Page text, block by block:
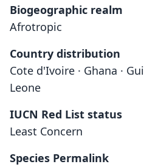
Biogeographic realm
Afrotropic
Country distribution
Cote d'Ivoire · Ghana ·
Leone
IUCN Red List status
Least Concern
Species Permalink